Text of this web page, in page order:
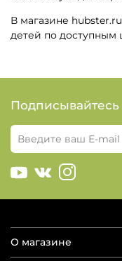
В магазине
детей по доступным
Подписывайтесь
О магазине